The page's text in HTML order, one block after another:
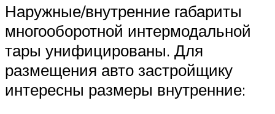
Наружные/внутренние габариты
многооборотной интермодальной
тары унифицированы. Для
размещения авто застройщику
интересны размеры внутренние: